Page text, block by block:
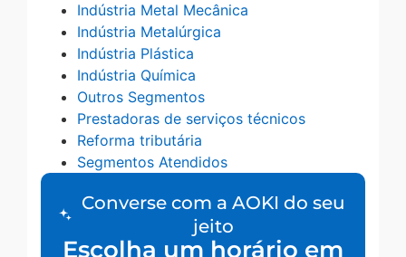
Indústria Metal Mecânica
Indústria Metalúrgica
Indústria Plástica
Indústria Química
Outros Segmentos
Prestadoras de serviços técnicos
Reforma tributária
Segmentos Atendidos
Converse com a AOKI do seu
jeito
Escolha um horário em